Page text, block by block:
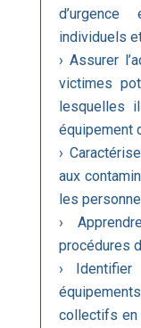
individuels
› Assurer
victimes
lesquelles
équipement
›
aux
les
›
procédures
›
collectifs